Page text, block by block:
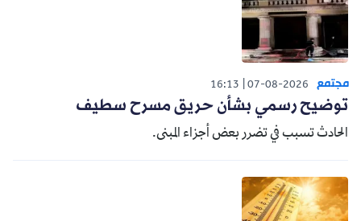
مجتمع 07-08-2026
16:13
توضيح رسمي بشأن حريق مسرح سطيف
الحادث تسبب في تضرر بعض أجزاء المبنى.